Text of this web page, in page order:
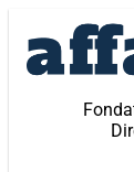
contenuto